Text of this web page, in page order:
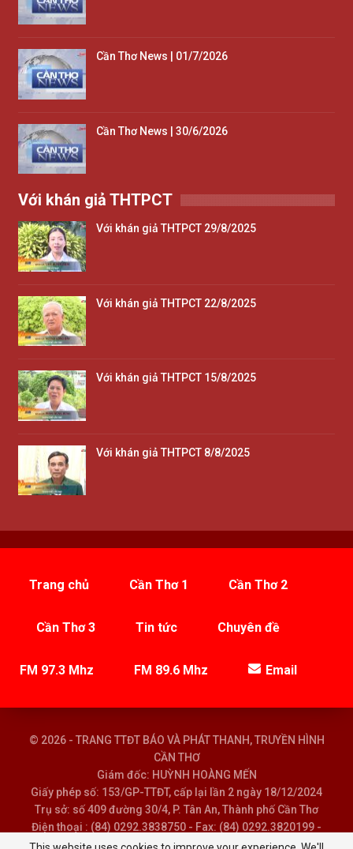
Cần Thơ News | 01/7/2026
Cần Thơ News | 30/6/2026
Với khán giả THTPCT
Với khán giả THTPCT 29/8/2025
Với khán giả THTPCT 22/8/2025
Với khán giả THTPCT 15/8/2025
Với khán giả THTPCT 8/8/2025
Trang chủ Cần Thơ 1 Cần Thơ 2
Cần Thơ 3 Tin tức Chuyên đề
FM 97.3 Mhz FM 89.6 Mhz Email
© 2026 - TRANG TTĐT BÁO VÀ PHÁT THANH, TRUYỀN HÌNH
CẦN THƠ
Giám đốc: HUỲNH HOÀNG MẾN
Giấy phép số: 153/GP-TTĐT, cấp lại lần 2 ngày 18/12/2024
Trụ sở: số 409 đường 30/4, P. Tân An, Thành phố Cần Thơ
Điện thoại : (84) 0292.3838750 - Fax: (84) 0292.3820199 -
Email : baoptth@cantho.gov.vn